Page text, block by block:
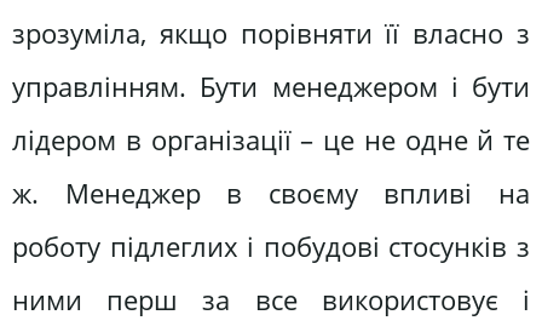
зрозуміла, якщо порівняти її власно з
управлінням. Бути менеджером і бути
лідером в організації – це не одне й те
ж. Менеджер в своєму впливі на
роботу підлеглих і побудові стосунків з
ними перш за все використовує і